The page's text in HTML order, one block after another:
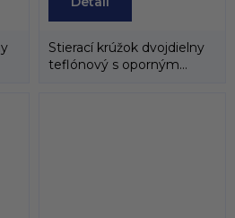
Stierací krúžok dvojdielny
teflónový s oporným